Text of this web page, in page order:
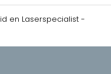
en Laserspecialist -